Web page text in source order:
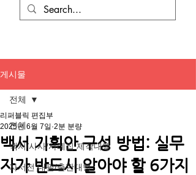
게시물
전체
백서/사사/사례집 제작대행
자서전 대필/출판대행
전체
백서 기획안 구성 방법: 실무
자가 반드시 알아야 할 6가지
리퍼블릭 편집부
2025년 6월 7일 2분 분량